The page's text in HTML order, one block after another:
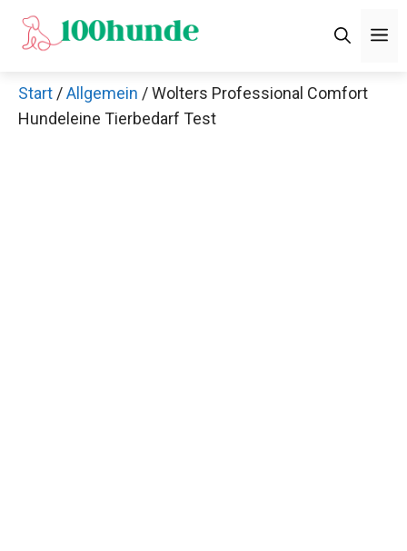
Zum
Inhalt
Start /Allgemein / Wolters Professional Comfort
Hundeleine Tierbedarf Test